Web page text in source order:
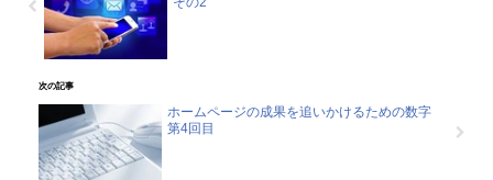
次の記事
ホームページの成果を追いかけるための数字
第4回目